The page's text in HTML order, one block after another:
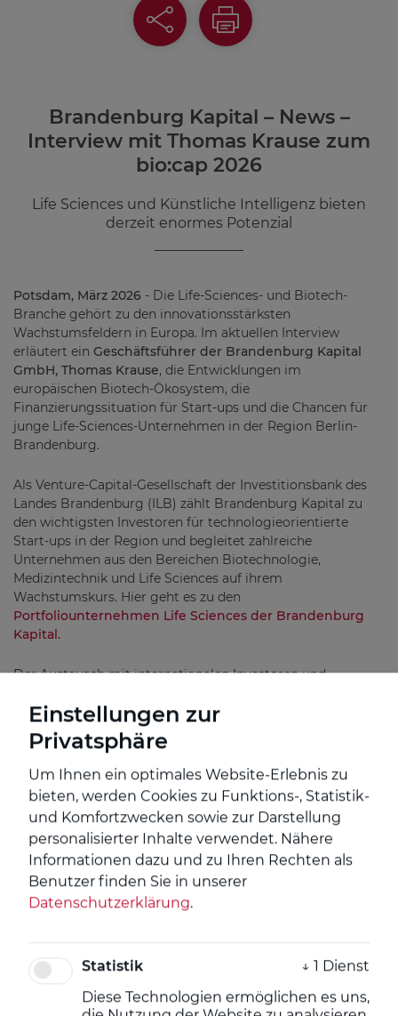
Genderhinweis
Brandenburg Kapital – News –
Interview mit Thomas Krause zum
bio:cap 2026
Life Sciences und Künstliche Intelligenz bieten
derzeit enormes Potenzial
Potsdam, März 2026 - Die Life-Sciences- und Biotech-
Branche gehört zu den innovationsstärksten
Wachstumsfeldern in Europa. Im aktuellen Interview
erläutert ein Geschäftsführer der Brandenburg Kapital
GmbH, Thomas Krause, die Entwicklungen im
europäischen Biotech-Ökosystem, die
Finanzierungssituation für Start-ups und die Chancen für
junge Life-Sciences-Unternehmen in der Region Berlin-
Brandenburg.
Als Venture-Capital-Gesellschaft der Investitionsbank des
Landes Brandenburg (ILB) zählt Brandenburg Kapital zu
den wichtigsten Investoren für technologieorientierte
Start-ups in der Region und begleitet zahlreiche
Unternehmen aus den Bereichen Biotechnologie,
Medizintechnik und Life Sciences auf ihrem
Wachstumskurs. Hier geht es zu den
Portfoliounternehmen Life Sciences der Brandenburg
Kapital.
Der Austausch mit internationalen Investoren und
Branchenevents bio:cap, das vom 09.-11. Juni 2026 im
CityCube Berlin stattfindet. Brandenburg Kapital wird dort
ebenfalls als Investor vor Ort sein und den Dialog mit
Gründerinnen und Gründern sowie Partnern aus der Life-
Sciences-Community suchen.
Zum vollständigen Interview:
https://www.biocap-
europe.com/en/newsroom/details/life-sciences-and-ai-
offer-enormous-potential-right-now.html
Über Brandenburg Kapital/ ILB
Einstellungen zur
Privatsphäre
Um Ihnen ein optimales Website-Erlebnis zu
bieten, werden Cookies zu Funktions-, Statistik-
und Komfortzwecken sowie zur Darstellung
personalisierter Inhalte verwendet. Nähere
Informationen dazu und zu Ihren Rechten als
Benutzer finden Sie in unserer
Datenschutzerklärung.
Statistik
Diese Technologien ermöglichen es uns,
↓ 1 Dienst